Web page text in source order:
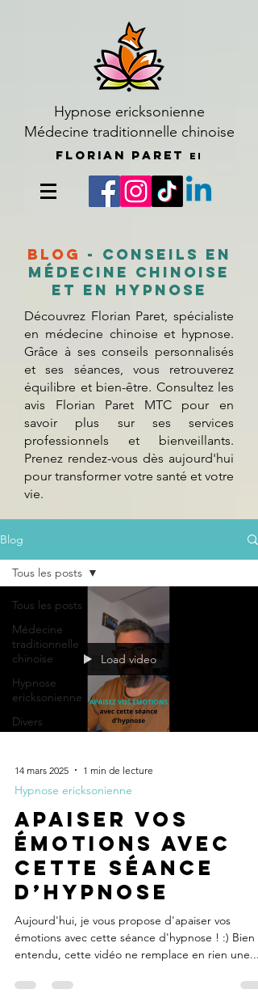
Hypnose ericksonienne
Médecine traditionnelle chinoise
Florian Paret EI
Blog - Conseils en
médecine chinoise
et en hypnose
Découvrez Florian Paret, spécialiste
en médecine chinoise et hypnose.
Grâce à ses conseils personnalisés
et ses séances, vous retrouverez
équilibre et bien-être. Consultez les
avis Florian Paret MTC pour en
savoir plus sur ses services
professionnels et bienveillants.
Prenez rendez-vous dès aujourd'hui
pour transformer votre santé et votre
vie.
Blog
Tous les posts
Médecine
traditionnelle
chinoise
Hypnose
ericksonienne
Divers
Tous les posts
Load video
14 mars 2025 1 min de lecture
Hypnose ericksonienne
Apaiser vos
émotions avec
cette séance
d’hypnose
Aujourd'hui, je vous propose d'apaiser vos
émotions avec cette séance d'hypnose ! :) Bien
entendu, cette vidéo ne remplace en rien une...